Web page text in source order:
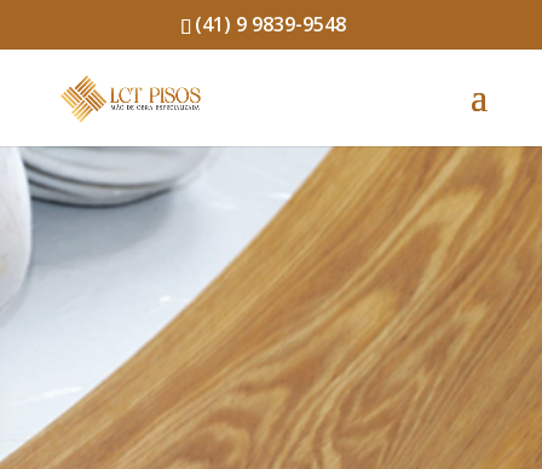
(41) 9 9839-9548